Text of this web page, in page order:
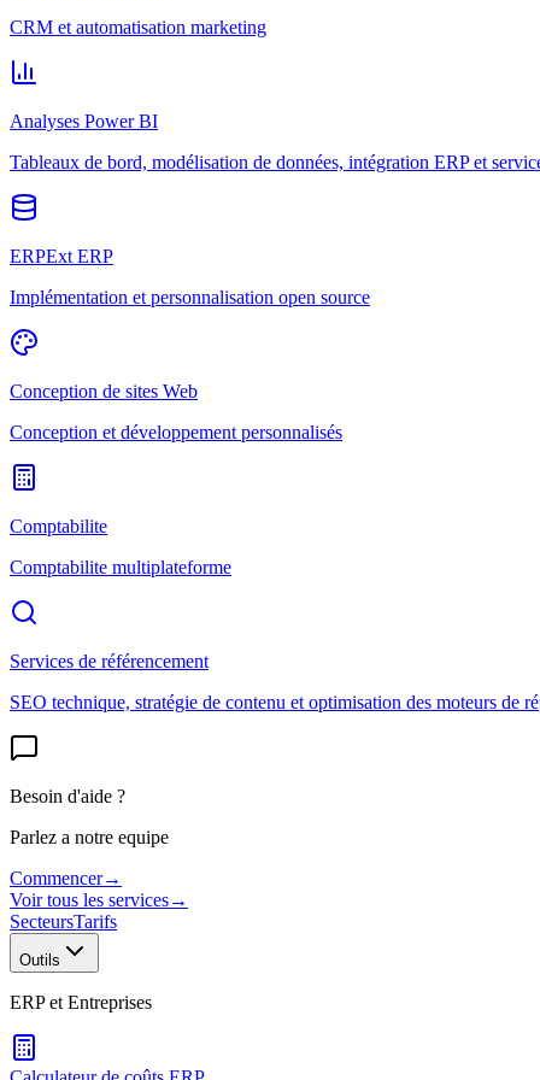
CRM et automatisation marketing
Analyses Power BI
Tableaux de bord, modélisation de données, intégration ERP et
ERPExt ERP
Implémentation et personnalisation open source
Conception de sites Web
Conception et développement personnalisés
Comptabilite
Comptabilite multiplateforme
Services de référencement
SEO technique, stratégie de contenu et optimisation des moteurs de
Besoin d'aide ?
Parlez a notre equipe
Commencer→
Voir tous les services→
SecteursTarifs
Outils
ERP et Entreprises